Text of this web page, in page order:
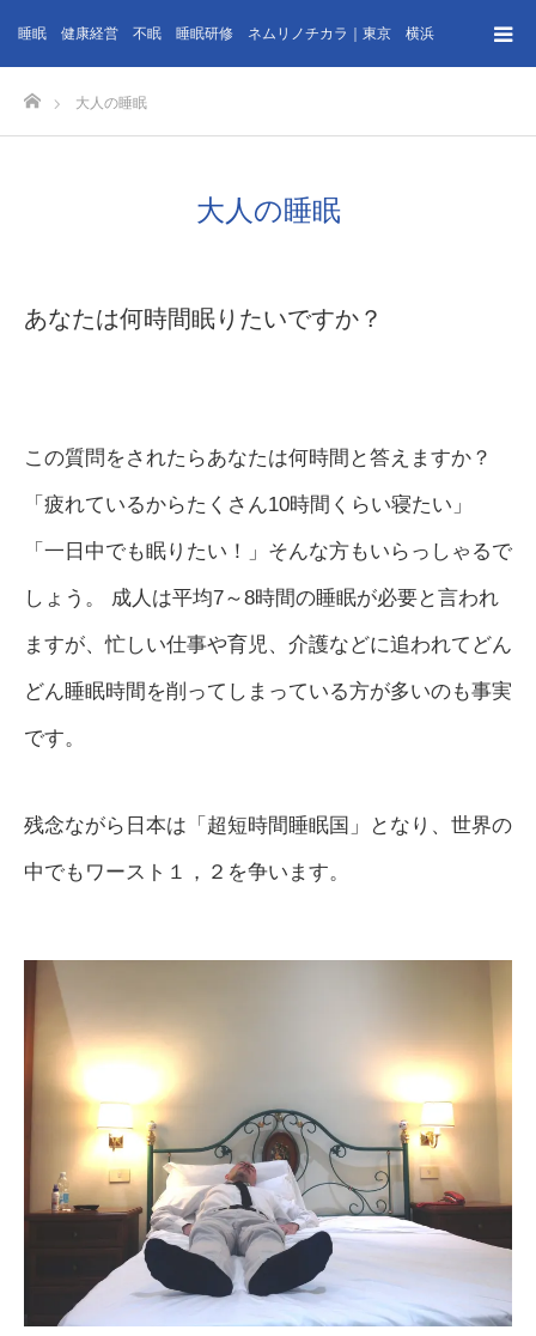
睡眠 健康経営 不眠 睡眠研修 ネムリノチカラ｜東京 横浜
ホーム
大人の睡眠
大人の睡眠
あなたは何時間眠りたいですか？
この質問をされたらあなたは何時間と答えますか？
「疲れているからたくさん10時間くらい寝たい」
「一日中でも眠りたい！」そんな方もいらっしゃるで
しょう。 成人は平均7～8時間の睡眠が必要と言われ
ますが、忙しい仕事や育児、介護などに追われてどん
どん睡眠時間を削ってしまっている方が多いのも事実
です。
残念ながら日本は「超短時間睡眠国」となり、世界の
中でもワースト１，２を争います。